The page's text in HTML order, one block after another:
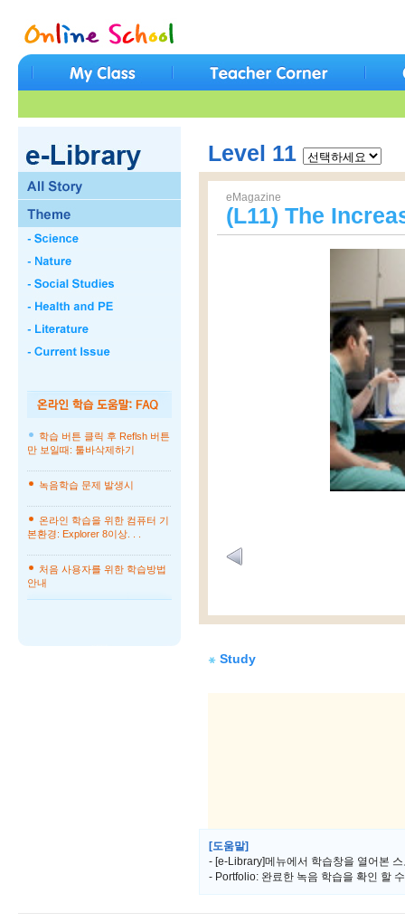
학습 버튼 클릭 후 Reflsh 버튼
만 보일때: 툴바삭제하기
녹음학습 문제 발생시
온라인 학습을 위한 컴퓨터 기
본환경: Explorer 8이상. . .
처음 사용자를 위한 학습방법
안내
Level 11
eMagazine
(L11) The
Study
[도움말]
- [e-Library]메뉴에서 학습창을 열어본
- Portfolio: 완료한 녹음 학습을 확인 할